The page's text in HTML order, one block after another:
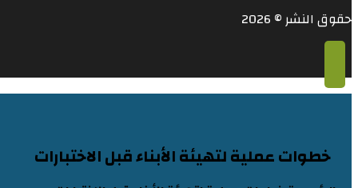
حقوق النشر © 2026
خطوات عملية لتهيئة الأبناء قبل الاختبارات​